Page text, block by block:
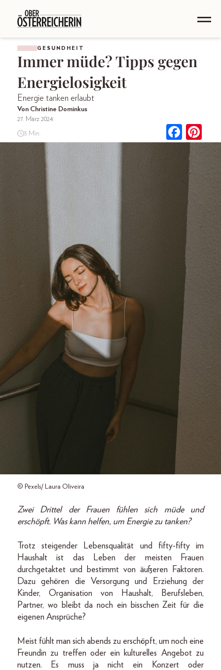
GESUNDHEIT
Immer müde? Tipps gegen
Energielosigkeit
Energie tanken erlaubt
Von Christine Dominkus
27. März 2024
3 Min.
© Pexels/ Laura Oliveira
Zwei Drittel der Frauen fühlen sich müde und
erschöpft. Was kann helfen, um Energie zu tanken?
Trotz steigender Lebensqualität und fifty-fifty im
Haushalt ist das Leben der meisten Frauen
durchgetaktet und bestimmt von äußeren Faktoren.
Dazu gehören die Versorgung und Erziehung der
Kinder, Organisation von Haushalt, Berufsleben,
Partner, wo bleibt da noch ein bisschen Zeit für die
eigenen Ansprüche?
Meist fühlt man sich abends zu erschöpft, um noch eine
Freundin zu treffen oder ein kulturelles Angebot zu
nutzen. Es muss ja nicht ein Konzert oder